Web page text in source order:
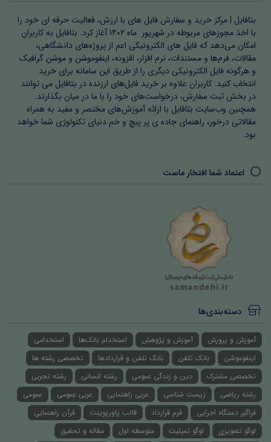
بتافایل | مرکز خرید و سفارش فایل های با ارزش، فعالیت حرفه ای خود را
با اخذ مجوزهای مربوطه در شهریور ماه ۱۴۰۲ آغاز کرد. بتافایل به کاربران
امکان می‌دهد که فایل های الکترونیکی اعم از پروژه‌های دانشگاهی،
مقالات، فرم‌ها و مستندات، نرم افزار، افزونه، اینفوموشن و موشن گرافیک
و هرگونه فایل الکترونیکی دیگری را از طریق این سامانه برای خرید
انتخاب کنید. کاربران علاوه بر خرید فایل‌های ارزنده در بتافایل می توانند
در بخش ثبت سفارش، درخواست‌های خود را با ما در میان بگذارند.
همچنین وب‌سایت بتافایل با ارائه آموزش‌های مختصر و مفید به همراه
مقالاتی درخور، راهنمای جاده ی پر پیچ و خم دنیای تکنولوژی شما خواهد
بود.
اعتماد شما افتخار ماست
دسته‌بندی‌ها
آموزش و پرورش آموزش و پژوهش استخدام بانک‌ها
استخدامی
اینفوموشن
بانک تلفن بانک تلفن و قراردادها
تخصصی رشته ها
تخصصی مشترک
دین و زندگی عمومی رشته انسانی
رشته تجربی
رشته ریاضی
زیست شناسی عربی راهنمایی عربی عمومی
عمومی
فراگیر دستگاه اجرایی
فرم قرارداد قالب پاورپوینت
قرآن راهنمایی
لوگو تصویری
لوگو تمپلیت متوسطه اول مقاله و تحقیق